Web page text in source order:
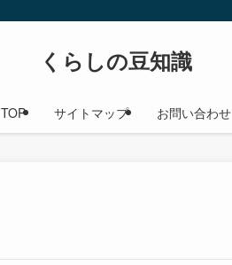
くらしの豆知識
TOP サイトマップ お問い合わせ